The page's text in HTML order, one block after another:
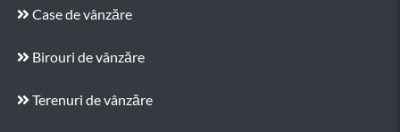
Case de vânzăre
Birouri de vânzăre
Terenuri de vânzăre